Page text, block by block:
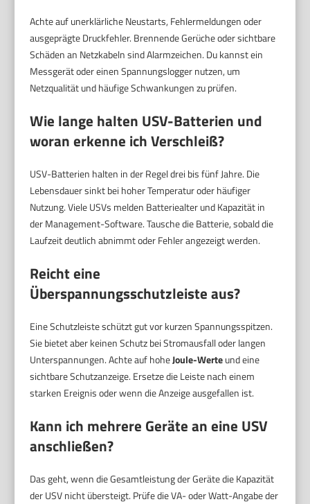
Achte auf unerklärliche Neustarts, Fehlermeldungen oder
ausgeprägte Druckfehler. Brennende Gerüche oder sichtbare
Schäden an Netzkabeln sind Alarmzeichen. Du kannst ein
Messgerät oder einen Spannungslogger nutzen, um
Netzqualität und häufige Schwankungen zu prüfen.
Wie lange halten USV-Batterien und
woran erkenne ich Verschleiß?
USV-Batterien halten in der Regel drei bis fünf Jahre. Die
Lebensdauer sinkt bei hoher Temperatur oder häufiger
Nutzung. Viele USVs melden Batteriealter und Kapazität in
der Management-Software. Tausche die Batterie, sobald die
Laufzeit deutlich abnimmt oder Fehler angezeigt werden.
Reicht eine
Überspannungsschutzleiste aus?
Eine Schutzleiste schützt gut vor kurzen Spannungsspitzen.
Sie bietet aber keinen Schutz bei Stromausfall oder langen
Unterspannungen. Achte auf hoheJoule-Werteund eine
sichtbare Schutzanzeige. Ersetze die Leiste nach einem
starken Ereignis oder wenn die Anzeige ausgefallen ist.
Kann ich mehrere Geräte an eine USV
anschließen?
Das geht, wenn die Gesamtleistung der Geräte die Kapazität
der USV nicht übersteigt. Prüfe die VA- oder Watt-Angabe der